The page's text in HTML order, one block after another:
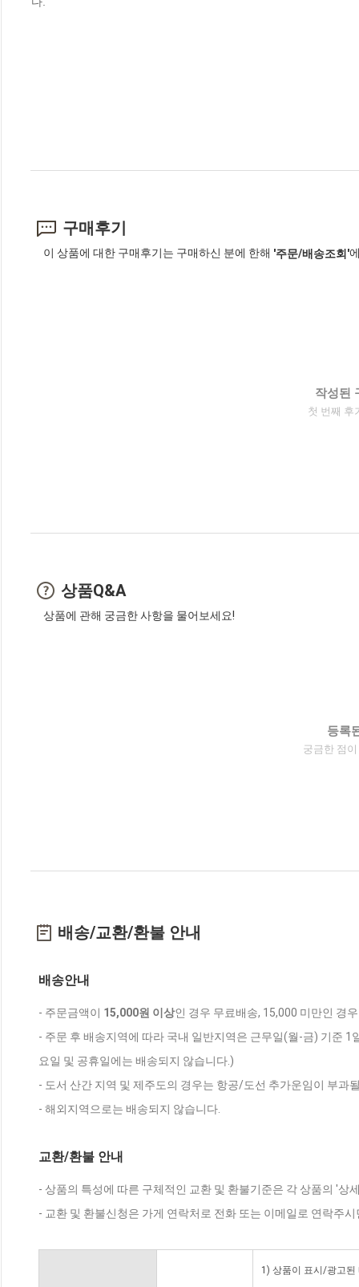
구매후기
이 상품에 대한 구매후기는 구매하신 분에 한해 '주문/배송조회'
작성된
첫 번째 후
상품Q&A
상품에 관해 궁금한 사항을 물어보세요!
등록
궁금한 점
배송/교환/환불 안내
배송안내
- 주문금액이 15,000원 이상인 경우 무료배송, 15,000 미만인 경
- 주문 후 배송지역에 따라 국내 일반지역은 근무일(월-금) 기준
요일 및 공휴일에는 배송되지 않습니다.)
- 도서 산간 지역 및 제주도의 경우는 항공/도선 추가운임이 부과
- 해외지역으로는 배송되지 않습니다.
교환/환불 안내
- 상품의 특성에 따른 구체적인 교환 및 환불기준은 각 상품의 '상
- 교환 및 환불신청은 가게 연락처로 전화 또는 이메일로 연락주
1) 상품이 표시/광고된